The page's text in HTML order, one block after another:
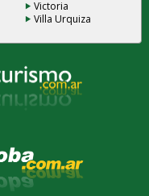
Victoria
Villa Urquiza